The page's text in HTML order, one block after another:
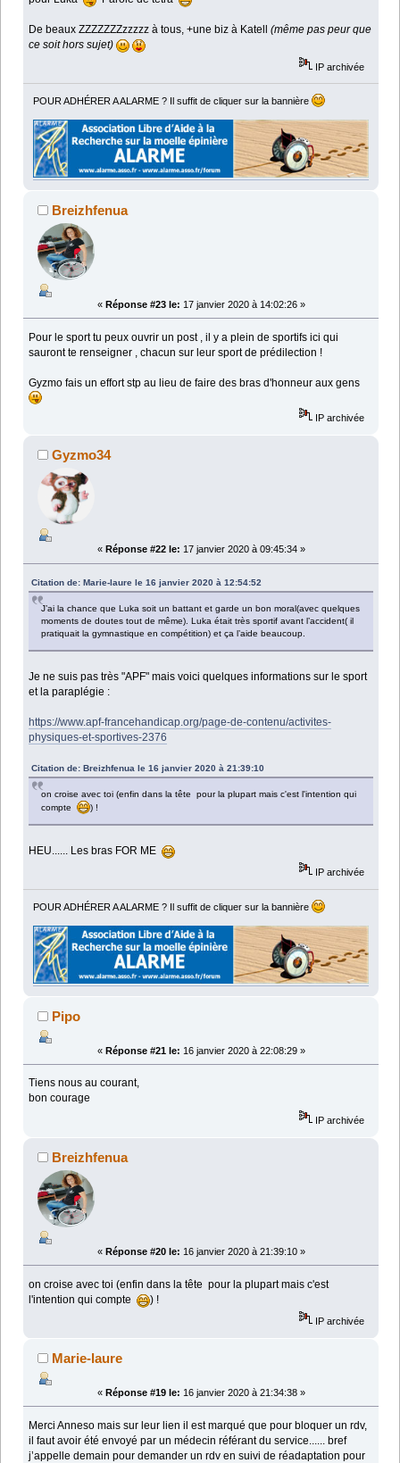
De beaux ZZZZZZZzzzzz à tous, +une biz à Katell(même pas peur que
ce soit hors sujet)
IP archivée
POUR ADHÉRER A ALARME ? Il suffit de cliquer sur la bannière
Breizhfenua
« Réponse #23 le: 17 janvier 2020 à 14:02:26 »
Pour le sport tu peux ouvrir un post , il y a plein de sportifs ici qui
sauront te renseigner , chacun sur leur sport de prédilection !
Gyzmo fais un effort stp au lieu de faire des bras d'honneur aux gens
IP archivée
Gyzmo34
« Réponse #22 le: 17 janvier 2020 à 09:45:34 »
Citation de: Marie-laure le 16 janvier 2020 à 12:54:52
J’ai la chance que Luka soit un battant et garde un bon moral(avec quelques
moments de doutes tout de même). Luka était très sportif avant l’accident( il
pratiquait la gymnastique en compétition) et ça l’aide beaucoup.
Je ne suis pas très "APF" mais voici quelques informations sur le sport
et la paraplégie :
https://www.apf-francehandicap.org/page-de-contenu/activites-
physiques-et-sportives-2376
Citation de: Breizhfenua le 16 janvier 2020 à 21:39:10
on croise avec toi (enfin dans la tête pour la plupart mais c'est l'intention qui
compte
) !
HEU...... Les bras FOR ME
IP archivée
POUR ADHÉRER A ALARME ? Il suffit de cliquer sur la bannière
Pipo
« Réponse #21 le: 16 janvier 2020 à 22:08:29 »
Tiens nous au courant,
bon courage
IP archivée
Breizhfenua
« Réponse #20 le: 16 janvier 2020 à 21:39:10 »
on croise avec toi (enfin dans la tête pour la plupart mais c'est
l'intention qui compte
) !
IP archivée
Marie-laure
« Réponse #19 le: 16 janvier 2020 à 21:34:38 »
Merci Anneso mais sur leur lien il est marqué que pour bloquer un rdv,
il faut avoir été envoyé par un médecin référant du service...... bref
j’appelle demain pour demander un rdv en suivi de réadaptation pour